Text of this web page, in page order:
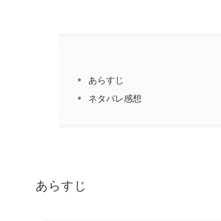
あらすじ
ネタバレ感想
あらすじ